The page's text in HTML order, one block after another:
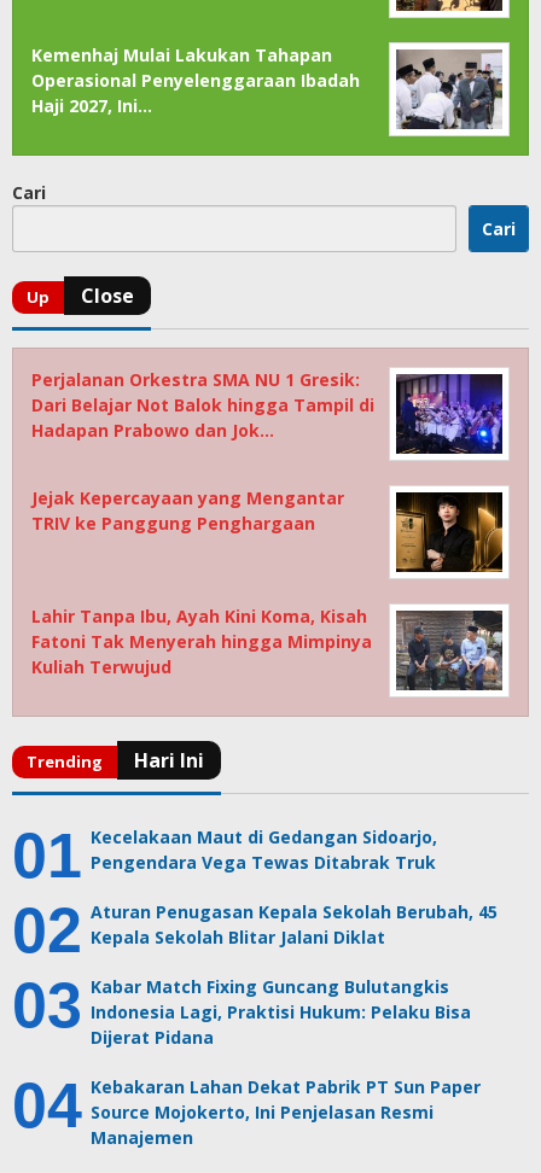
Kemenhaj Mulai Lakukan Tahapan
Operasional Penyelenggaraan Ibadah
Haji 2027, Ini…
Cari
Cari
Perjalanan Orkestra SMA NU 1 Gresik:
Dari Belajar Not Balok hingga Tampil di
Hadapan Prabowo dan Jok…
Jejak Kepercayaan yang Mengantar
TRIV ke Panggung Penghargaan
Lahir Tanpa Ibu, Ayah Kini Koma, Kisah
Fatoni Tak Menyerah hingga Mimpinya
Kuliah Terwujud
Kecelakaan Maut di Gedangan Sidoarjo,
Pengendara Vega Tewas Ditabrak Truk
Aturan Penugasan Kepala Sekolah Berubah, 45
Kepala Sekolah Blitar Jalani Diklat
Kabar Match Fixing Guncang Bulutangkis
Indonesia Lagi, Praktisi Hukum: Pelaku Bisa
Dijerat Pidana
Kebakaran Lahan Dekat Pabrik PT Sun Paper
Source Mojokerto, Ini Penjelasan Resmi
Manajemen